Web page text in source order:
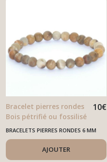
Bracelet pierres rondes
Bois pétrifié ou fossilisé
6 mm
10€
BRACELETS PIERRES RONDES 6 MM
AJOUTER